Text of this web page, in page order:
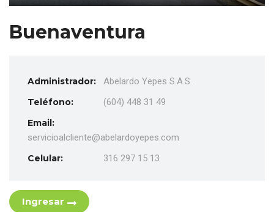
Buenaventura
Administrador:
Abelardo Yepes S.A.S.
Teléfono:
(604) 448 31 49
Email:
servicioalcliente@abelardoyepes.com
Celular:
316 297 15 13
Ingresar